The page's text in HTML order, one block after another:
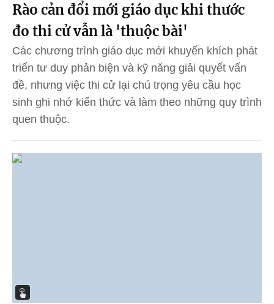
Rào cản đổi mới giáo dục khi thước
đo thi cử vẫn là 'thuộc bài'
Các chương trình giáo dục mới khuyến khích phát
triển tư duy phản biện và kỹ năng giải quyết vấn
đề, nhưng việc thi cử lại chú trọng yêu cầu học
sinh ghi nhớ kiến thức và làm theo những quy trình
quen thuộc.